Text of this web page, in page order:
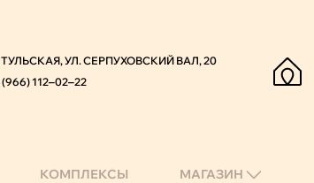
УЛ. СЕРПУХОВСКИЙ ВАЛ, 20
(966) 112‒02‒22
КОМПЛЕКСЫ МАГАЗИН